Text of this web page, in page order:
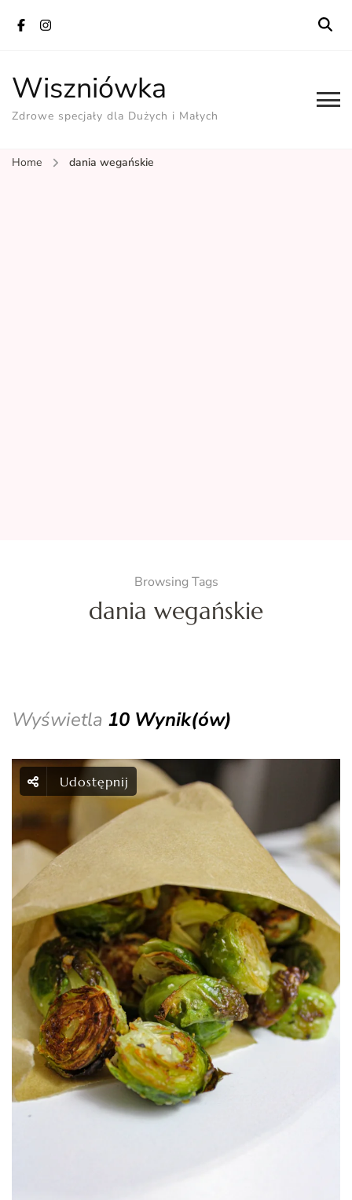
Wiszniówka
Zdrowe specjały dla Dużych i Małych
Home dania wegańskie
Browsing Tags
dania wegańskie
Wyświetla 10 Wynik(ów)
Udostępnij